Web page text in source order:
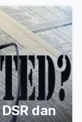
dan